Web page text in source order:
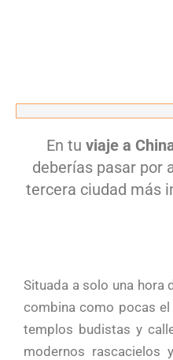
En tu viaje a
deberías pasar por
tercera ciudad más
Situada a solo una hora
combina como pocas
templos budistas y
modernos